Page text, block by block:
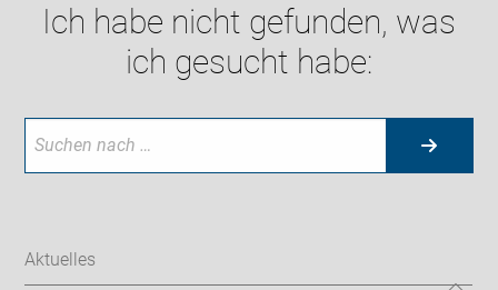
Ich habe nicht gefunden, was
ich gesucht habe:
Aktuelles